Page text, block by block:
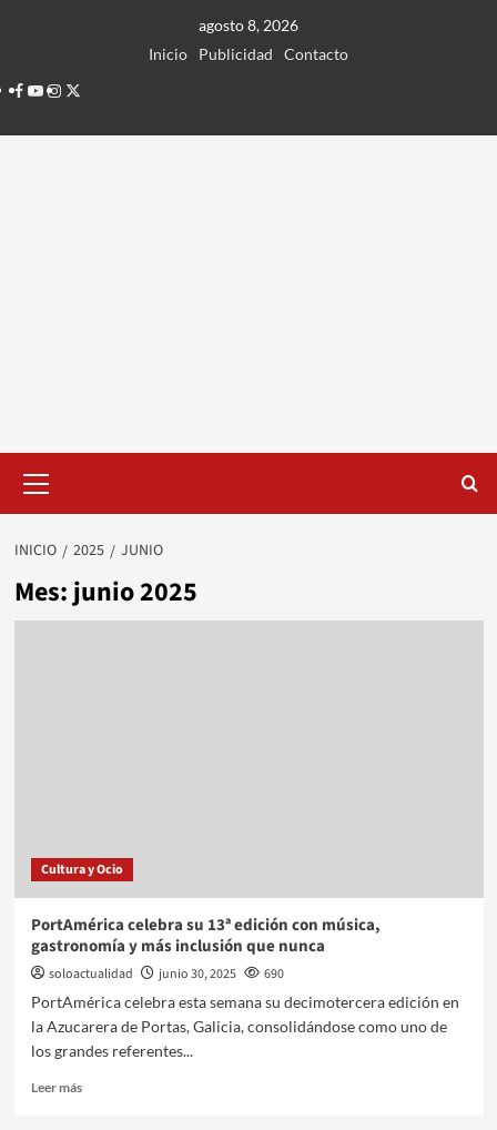
agosto 8, 2026
Inicio
Publicidad
Contacto
Facebook
Youtube
Instagram
Twitter
principal
INICIO 2025 JUNIO
Mes:junio 2025
Cultura y Ocio
PortAmérica celebra su 13ª edición con música,
gastronomía y más inclusión que nunca
soloactualidad junio 30, 2025
690
PortAmérica celebra esta semana su decimotercera edición en
la Azucarera de Portas, Galicia, consolidándose como uno de
los grandes referentes...
Leer más